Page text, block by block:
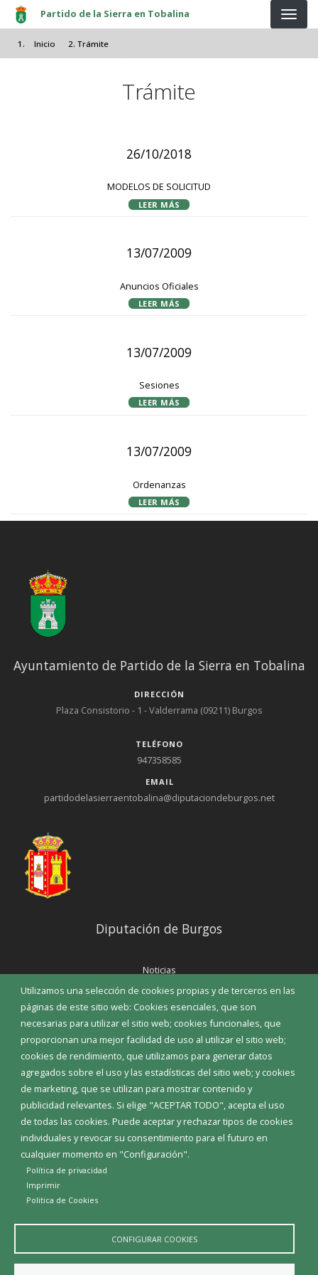
Pasar al contenido principal
Partido de la Sierra en Tobalina
Inicio Trámite
Trámite
26/10/2018
MODELOS DE SOLICITUD
LEER MÁS
13/07/2009
Anuncios Oficiales
LEER MÁS
13/07/2009
Sesiones
LEER MÁS
13/07/2009
Ordenanzas
LEER MÁS
Utilizamos una selección de cookies propias y de terceros en las
páginas de este sitio web: Cookies esenciales, que son
necesarias para utilizar el sitio web; cookies funcionales, que
proporcionan una mejor facilidad de uso al utilizar el sitio web;
cookies de rendimiento, que utilizamos para generar datos
agregados sobre el uso y las estadísticas del sitio web; y cookies
de marketing, que se utilizan para mostrar contenido y
publicidad relevantes. Si elige "ACEPTAR TODO", acepta el uso
de todas las cookies. Puede aceptar y rechazar tipos de cookies
individuales y revocar su consentimiento para el futuro en
cualquier momento en "Configuración".
Política de privacidad
Imprimir
Politica de Cookies
CONFIGURAR COOKIES
Ayuntamiento de Partido de la Sierra en Tobalina
DIRECCIÓN
Plaza Consistorio - 1 - Valderrama (09211) Burgos
TELÉFONO
947358585
EMAIL
partidodelasierraentobalina@diputaciondeburgos.net
Diputación de Burgos
Noticias
Eventos
Corporación Municipal
Teléfonos de interés
INICIAR SESIÓN
MAPA WEB